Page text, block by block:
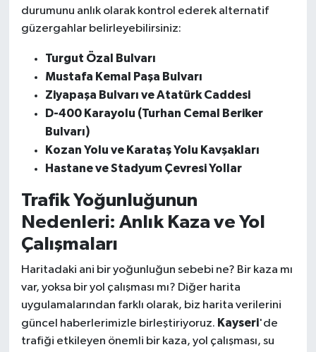
durumunu anlık olarak kontrol ederek alternatif
güzergahlar belirleyebilirsiniz:
Turgut Özal Bulvarı
Mustafa Kemal Paşa Bulvarı
Ziyapaşa Bulvarı ve Atatürk Caddesi
D-400 Karayolu (Turhan Cemal Beriker
Bulvarı)
Kozan Yolu ve Karataş Yolu Kavşakları
Hastane ve Stadyum Çevresi Yollar
Trafik Yoğunluğunun
Nedenleri: Anlık Kaza ve Yol
Çalışmaları
Haritadaki ani bir yoğunluğun sebebi ne? Bir kaza mı
var, yoksa bir yol çalışması mı? Diğer harita
uygulamalarından farklı olarak, biz harita verilerini
güncel haberlerimizle birleştiriyoruz. Kayseri'de
trafiği etkileyen önemli bir kaza, yol çalışması, su